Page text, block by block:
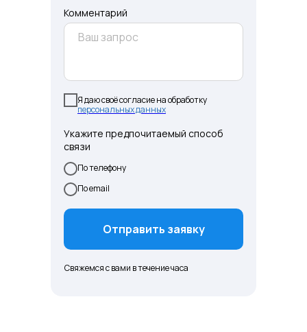
Комментарий
Я даю своё согласие на обработку
персональных данных
Укажите предпочитаемый способ
связи
По телефону
По email
Отправить заявку
Свяжемся с вами в течение часа